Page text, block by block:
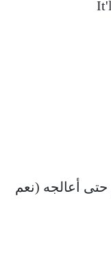
حتى أعالجه (نعم